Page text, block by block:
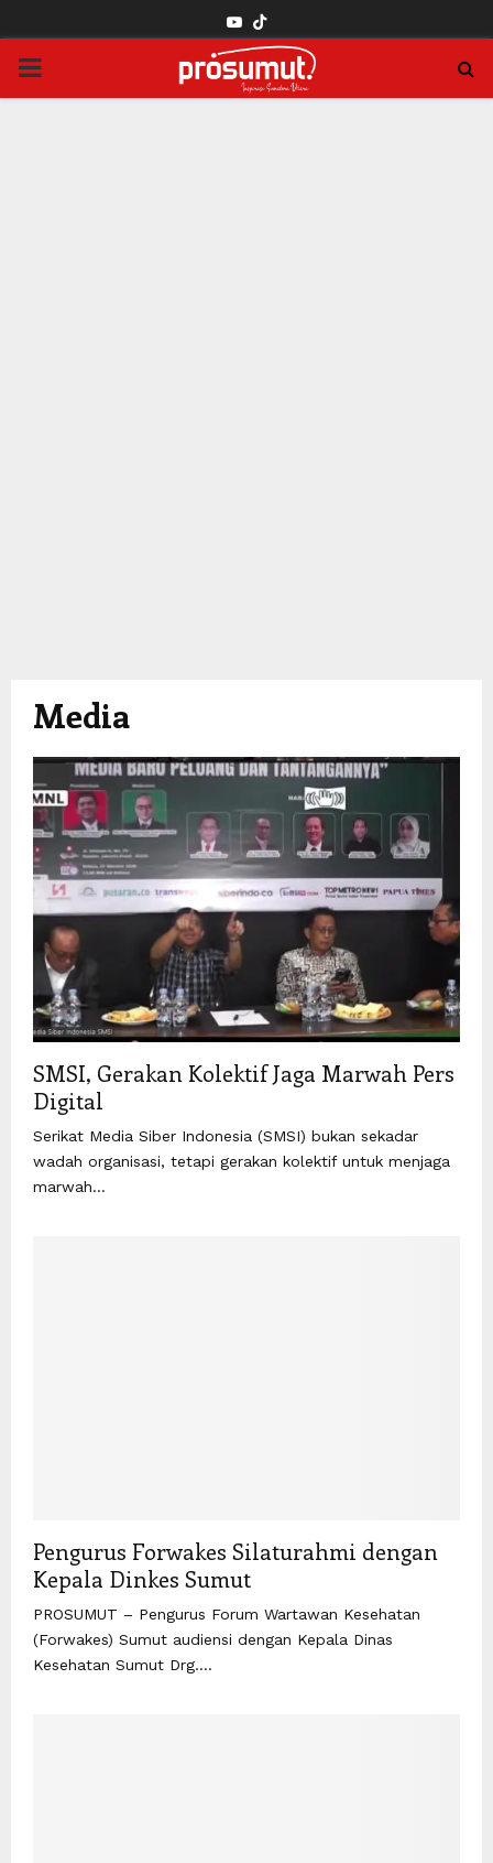
YOUTUBE
PRIMARY
Media
SMSI, Gerakan Kolektif Jaga Marwah Pers
Digital
Serikat Media Siber Indonesia (SMSI) bukan sekadar
wadah organisasi, tetapi gerakan kolektif untuk menjaga
marwah...
Pengurus Forwakes Silaturahmi dengan
Kepala Dinkes Sumut
PROSUMUT – Pengurus Forum Wartawan Kesehatan
(Forwakes) Sumut audiensi dengan Kepala Dinas
Kesehatan Sumut Drg....